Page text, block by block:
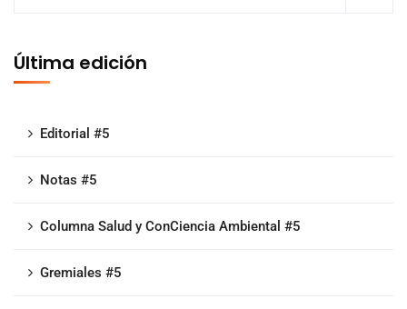
Última edición
Editorial #5
Notas #5
Columna Salud y ConCiencia Ambiental #5
Gremiales #5